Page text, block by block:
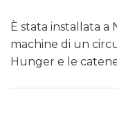
È stata installata
machine di un
Hunger e le